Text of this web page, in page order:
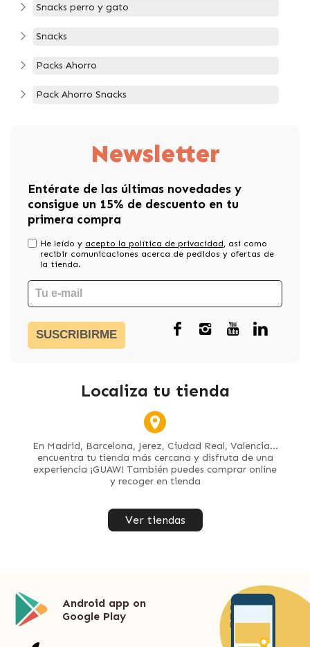
Snacks perro y gato
Snacks
Packs Ahorro
Pack Ahorro Snacks
Newsletter
Entérate de las últimas novedades y
consigue un 15% de descuento en tu
primera compra
He leído y acepto la política de privacidad, asi como
recibir comunicaciones acerca de pedidos y ofertas de
la tienda.
SUSCRIBIRME
Localiza tu tienda
En Madrid, Barcelona, Jerez, Ciudad Real, Valencia...
encuentra tu tienda más cercana y disfruta de una
experiencia ¡GUAW! También puedes comprar online
y recoger en tienda
Ver tiendas
Android app on
Google Play